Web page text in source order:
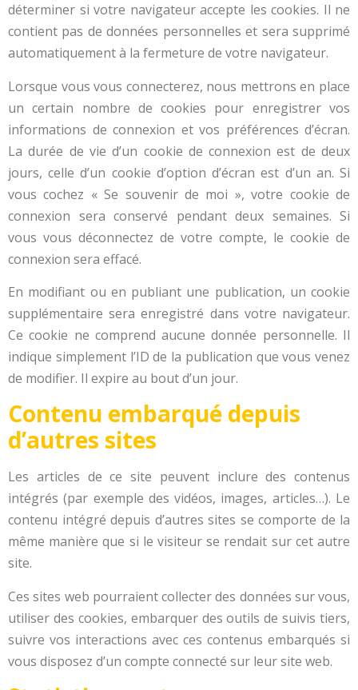
déterminer si votre navigateur accepte les cookies. Il ne
contient pas de données personnelles et sera supprimé
automatiquement à la fermeture de votre navigateur.
Lorsque vous vous connecterez, nous mettrons en place
un certain nombre de cookies pour enregistrer vos
informations de connexion et vos préférences d’écran.
La durée de vie d’un cookie de connexion est de deux
jours, celle d’un cookie d’option d’écran est d’un an. Si
vous cochez « Se souvenir de moi », votre cookie de
connexion sera conservé pendant deux semaines. Si
vous vous déconnectez de votre compte, le cookie de
connexion sera effacé.
En modifiant ou en publiant une publication, un cookie
supplémentaire sera enregistré dans votre navigateur.
Ce cookie ne comprend aucune donnée personnelle. Il
indique simplement l’ID de la publication que vous venez
de modifier. Il expire au bout d’un jour.
Contenu embarqué depuis
d’autres sites
Les articles de ce site peuvent inclure des contenus
intégrés (par exemple des vidéos, images, articles…). Le
contenu intégré depuis d’autres sites se comporte de la
même manière que si le visiteur se rendait sur cet autre
site.
Ces sites web pourraient collecter des données sur vous,
utiliser des cookies, embarquer des outils de suivis tiers,
suivre vos interactions avec ces contenus embarqués si
vous disposez d’un compte connecté sur leur site web.